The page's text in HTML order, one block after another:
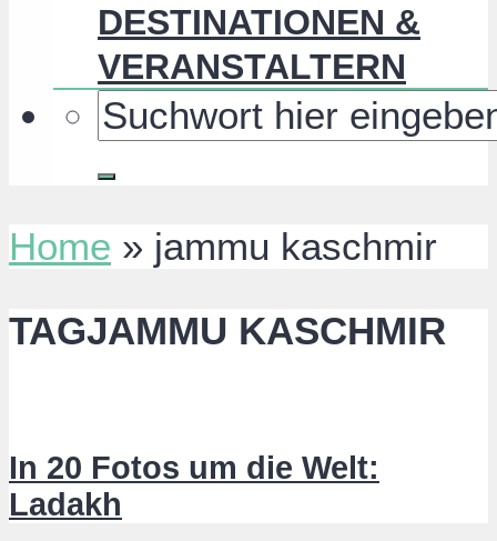
DESTINATIONEN &
VERANSTALTERN
Home » jammu kaschmir
TAGJAMMU KASCHMIR
In 20 Fotos um die Welt:
Ladakh